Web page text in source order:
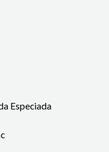
Especiada